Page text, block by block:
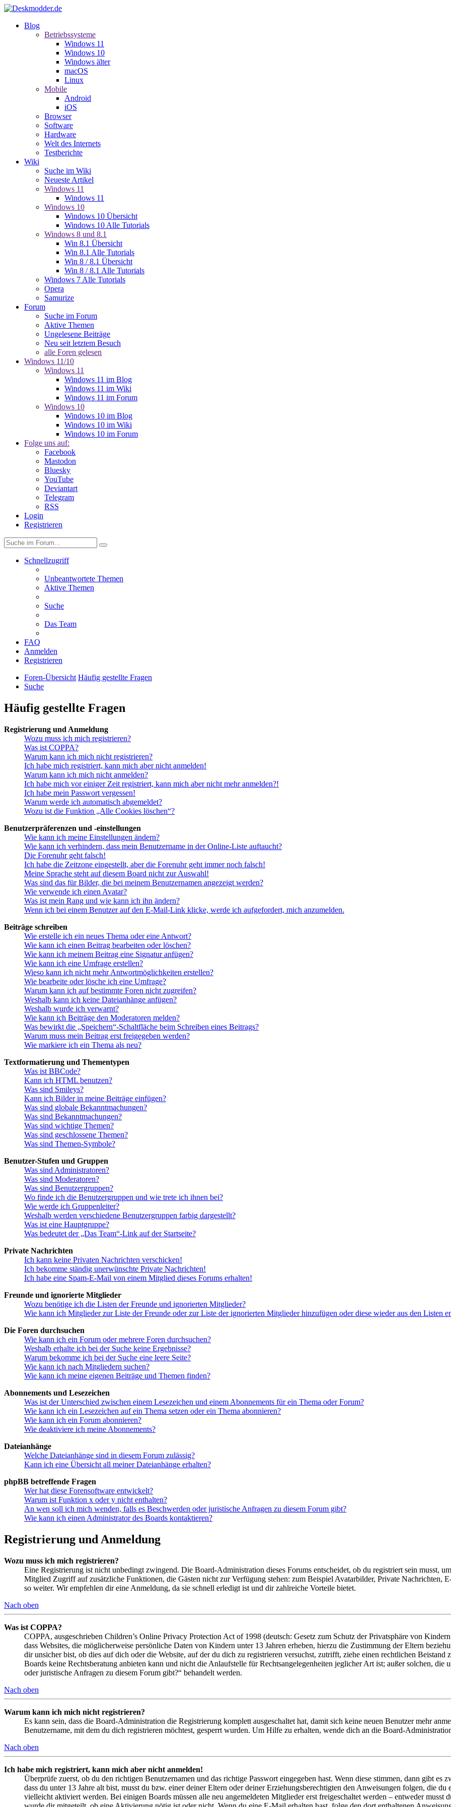
Blog
Betriebssysteme
Windows 11
Windows 10
Windows älter
macOS
Linux
Mobile
Android
iOS
Browser
Software
Hardware
Welt des Internets
Testberichte
Wiki
Suche im Wiki
Neueste Artikel
Windows 11
Windows 11
Windows 10
Windows 10 Übersicht
Windows 10 Alle Tutorials
Windows 8 und 8.1
Win 8.1 Übersicht
Win 8.1 Alle Tutorials
Win 8 / 8.1 Übersicht
Win 8 / 8.1 Alle Tutorials
Windows 7 Alle Tutorials
Opera
Samurize
Forum
Suche im Forum
Aktive Themen
Ungelesene Beiträge
Neu seit letztem Besuch
alle Foren gelesen
Windows 11/10
Windows 11
Windows 11 im Blog
Windows 11 im Wiki
Windows 11 im Forum
Windows 10
Windows 10 im Blog
Windows 10 im Wiki
Windows 10 im Forum
Folge uns auf:
Facebook
Mastodon
Bluesky
YouTube
Deviantart
Telegram
RSS
Login
Registrieren
Schnellzugriff
Unbeantwortete Themen
Aktive Themen
Suche
Das Team
FAQ
Anmelden
Registrieren
Foren-Übersicht Häufig gestellte Fragen
Suche
Häufig gestellte Fragen
Registrierung und Anmeldung
Wozu muss ich mich registrieren?
Was ist COPPA?
Warum kann ich mich nicht registrieren?
Ich habe mich registriert, kann mich aber nicht anmelden!
Warum kann ich mich nicht anmelden?
Ich habe mich vor einiger Zeit registriert, kann mich aber nicht mehr anmelden?!
Ich habe mein Passwort vergessen!
Warum werde ich automatisch abgemeldet?
Wozu ist die Funktion „Alle Cookies löschen“?
Benutzerpräferenzen und -einstellungen
Wie kann ich meine Einstellungen ändern?
Wie kann ich verhindern, dass mein Benutzername in der Online-Liste auftaucht?
Die Forenuhr geht falsch!
Ich habe die Zeitzone eingestellt, aber die Forenuhr geht immer noch falsch!
Meine Sprache steht auf diesem Board nicht zur Auswahl!
Was sind das für Bilder, die bei meinem Benutzernamen angezeigt werden?
Wie verwende ich einen Avatar?
Was ist mein Rang und wie kann ich ihn ändern?
Wenn ich bei einem Benutzer auf den E-Mail-Link klicke, werde ich aufgefordert, mich anzumelden.
Beiträge schreiben
Wie erstelle ich ein neues Thema oder eine Antwort?
Wie kann ich einen Beitrag bearbeiten oder löschen?
Wie kann ich meinem Beitrag eine Signatur anfügen?
Wie kann ich eine Umfrage erstellen?
Wieso kann ich nicht mehr Antwortmöglichkeiten erstellen?
Wie bearbeite oder lösche ich eine Umfrage?
Warum kann ich auf bestimmte Foren nicht zugreifen?
Weshalb kann ich keine Dateianhänge anfügen?
Weshalb wurde ich verwarnt?
Wie kann ich Beiträge den Moderatoren melden?
Was bewirkt die „Speichern“-Schaltfläche beim Schreiben eines Beitrags?
Warum muss mein Beitrag erst freigegeben werden?
Wie markiere ich ein Thema als neu?
Textformatierung und Thementypen
Was ist BBCode?
Kann ich HTML benutzen?
Was sind Smileys?
Kann ich Bilder in meine Beiträge einfügen?
Was sind globale Bekanntmachungen?
Was sind Bekanntmachungen?
Was sind wichtige Themen?
Was sind geschlossene Themen?
Was sind Themen-Symbole?
Benutzer-Stufen und Gruppen
Was sind Administratoren?
Was sind Moderatoren?
Was sind Benutzergruppen?
Wo finde ich die Benutzergruppen und wie trete ich ihnen bei?
Wie werde ich Gruppenleiter?
Weshalb werden verschiedene Benutzergruppen farbig dargestellt?
Was ist eine Hauptgruppe?
Was bedeutet der „Das Team“-Link auf der Startseite?
Private Nachrichten
Ich kann keine Privaten Nachrichten verschicken!
Ich bekomme ständig unerwünschte Private Nachrichten!
Ich habe eine Spam-E-Mail von einem Mitglied dieses Forums erhalten!
Freunde und ignorierte Mitglieder
Wozu benötige ich die Listen der Freunde und ignorierten Mitglieder?
Wie kann ich Mitglieder zur Liste der Freunde oder zur Liste der ignorierten Mitglieder hinzufügen oder diese wieder aus den Listen
Die Foren durchsuchen
Wie kann ich ein Forum oder mehrere Foren durchsuchen?
Weshalb erhalte ich bei der Suche keine Ergebnisse?
Warum bekomme ich bei der Suche eine leere Seite?
Wie kann ich nach Mitgliedern suchen?
Wie kann ich meine eigenen Beiträge und Themen finden?
Abonnements und Lesezeichen
Was ist der Unterschied zwischen einem Lesezeichen und einem Abonnements für ein Thema oder Forum?
Wie kann ich ein Lesezeichen auf ein Thema setzen oder ein Thema abonnieren?
Wie kann ich ein Forum abonnieren?
Wie deaktiviere ich meine Abonnements?
Dateianhänge
Welche Dateianhänge sind in diesem Forum zulässig?
Kann ich eine Übersicht all meiner Dateianhänge erhalten?
phpBB betreffende Fragen
Wer hat diese Forensoftware entwickelt?
Warum ist Funktion x oder y nicht enthalten?
An wen soll ich mich wenden, falls es Beschwerden oder juristische Anfragen zu diesem Forum gibt?
Wie kann ich einen Administrator des Boards kontaktieren?
Registrierung und Anmeldung
Wozu muss ich mich registrieren?
Eine Registrierung ist nicht unbedingt zwingend. Die Board-Administration dieses Forums entscheidet, ob du registriert sein musst,
Mitglied Zugriff auf zusätzliche Funktionen, die Gästen nicht zur Verfügung stehen: zum Beispiel Avatarbilder, Private Nachrichten,
so weiter. Wir empfehlen dir eine Anmeldung, da sie schnell erledigt ist und dir zahlreiche Vorteile bietet.
Nach oben
Was ist COPPA?
COPPA, ausgeschrieben Children’s Online Privacy Protection Act of 1998 (deutsch: Gesetz zum Schutz der Privatsphäre von
dass Websites, die möglicherweise persönliche Daten von Kindern unter 13 Jahren erheben, hierzu die Zustimmung der Eltern
dir unsicher bist, ob dies auf dich oder die Website, auf der du dich zu registrieren versuchst, zutrifft, ziehe einen rechtlichen
Boards keine Rechtsberatung anbieten kann und nicht die Anlaufstelle für Rechtsangelegenheiten jeglicher Art ist; außer solchen,
oder juristische Anfragen zu diesem Forum gibt?“ behandelt werden.
Nach oben
Warum kann ich mich nicht registrieren?
Es kann sein, dass die Board-Administration die Registrierung komplett ausgeschaltet hat, damit sich keine neuen Benutzer mehr
Benutzername, mit dem du dich registrieren möchtest, gesperrt wurden. Um Hilfe zu erhalten, wende dich an die Board-
Nach oben
Ich habe mich registriert, kann mich aber nicht anmelden!
Überprüfe zuerst, ob du den richtigen Benutzernamen und das richtige Passwort eingegeben hast. Wenn diese stimmen, dann gibt es
dass du unter 13 Jahre alt bist, musst du bzw. einer deiner Eltern oder deiner Erziehungsberechtigten den Anweisungen folgen, die
vielleicht aktiviert werden. Bei einigen Boards müssen alle neu angemeldeten Mitglieder erst freigeschaltet werden – entweder musst